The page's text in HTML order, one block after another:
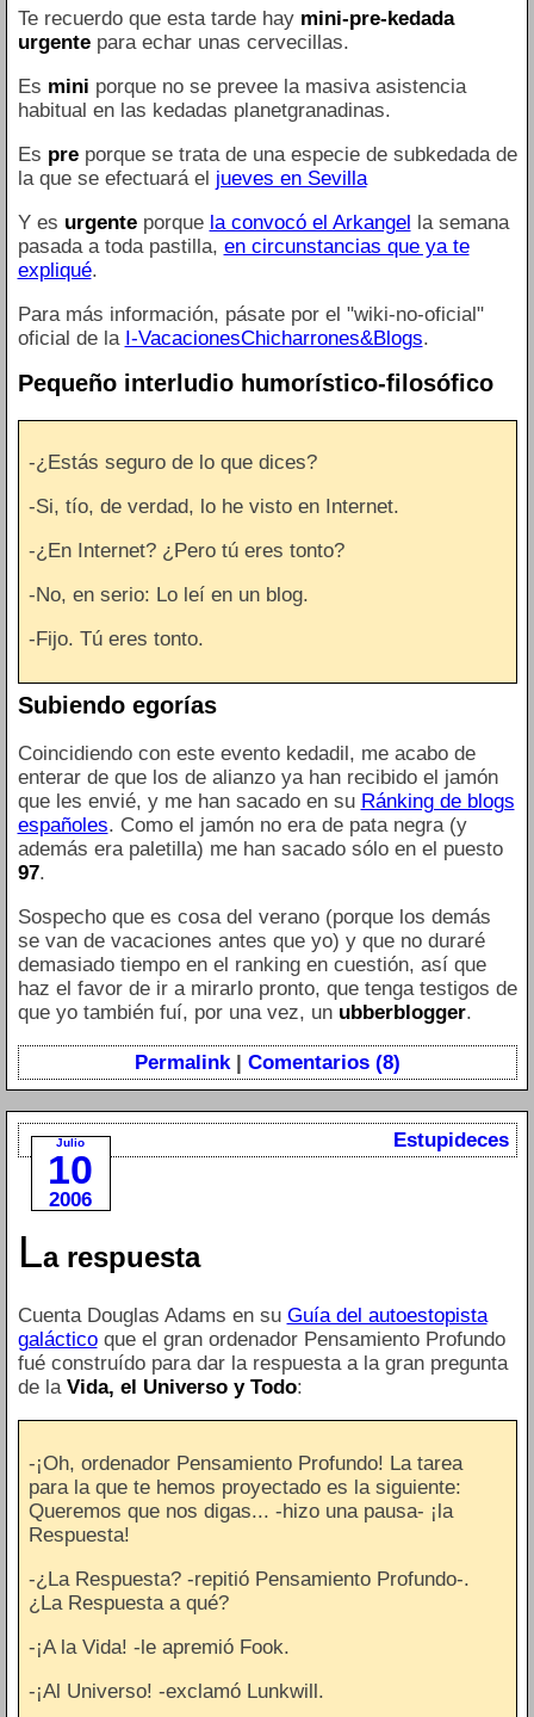
Te recuerdo que esta tarde hay mini-pre-kedada
urgentepara echar unas cervecillas.
Es mini porque no se prevee la masiva asistencia
habitual en las kedadas planetgranadinas.
Es preporque se trata de una especie de subkedada de
la que se efectuará el jueves en Sevilla
Y es urgenteporque la convocó el Arkangel
la semana
pasada a toda pastilla, en circunstancias que ya te
expliqué.
Para más información, pásate por el "wiki-no-oficial"
oficial de la I-VacacionesChicharrones&Blogs.
Pequeño interludio humorístico-filosófico
-¿Estás seguro de lo que dices?
-Si, tío, de verdad, lo he visto en Internet.
-¿En Internet? ¿Pero tú eres tonto?
-No, en serio: Lo leí en un blog.
-Fijo. Tú eres tonto.
Subiendo egorías
Coincidiendo con este evento kedadil, me acabo de
enterar de que los de alianzo ya han recibido el jamón
que les envié, y me han sacado en su Ránking de blogs
españoles. Como el jamón no era de pata negra (y
además era paletilla) me han sacado sólo en el puesto
97.
Sospecho que es cosa del verano (porque los demás
se van de vacaciones antes que yo) y que no duraré
demasiado tiempo en el ranking en cuestión, así que
haz el favor de ir a mirarlo pronto, que tenga testigos de
que yo también fuí, por una vez, un ubberblogger.
Permalink| Comentarios (8)
Julio
10
2006
Estupideces
La respuesta
Cuenta Douglas Adams en su Guía del autoestopista
galácticoque el gran ordenador Pensamiento Profundo
fué construído para dar la respuesta a la gran pregunta
de la Vida, el Universo y Todo:
-¡Oh, ordenador Pensamiento Profundo! La tarea
para la que te hemos proyectado es la siguiente:
Queremos que nos digas... -hizo una pausa- ¡la
Respuesta!
-¿La Respuesta? -repitió Pensamiento Profundo-.
¿La Respuesta a qué?
-¡A la Vida! -le apremió Fook.
-¡Al Universo! -exclamó Lunkwill.